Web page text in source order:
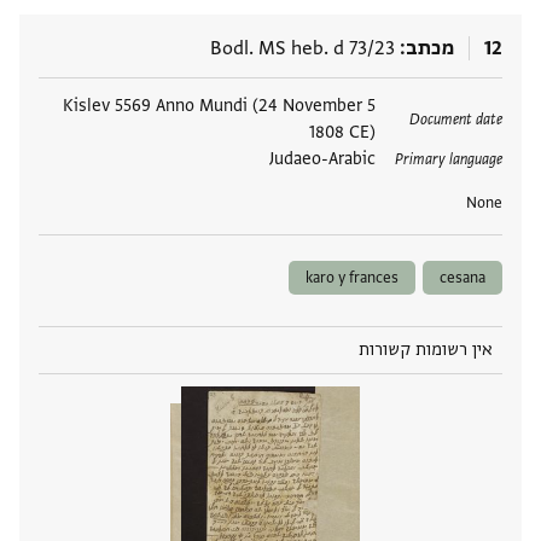
12 מכתב Bodl. MS heb. d 73/23
Document date
5 Kislev 5569 Anno Mundi (24 November
1808 CE)
Primary language
Judaeo-Arabic
None
cesana
karo y frances
אין רשומות קשורות